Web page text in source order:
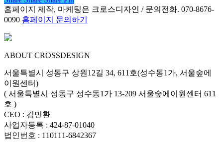
홈페이지 제작, 마케팅은 크로스디자인 / 문의전화. 070-8676-
0090 홈페이지 문의하기
ABOUT CROSSDESIGN
서울특별시 성동구 상원12길 34, 611호(성수동1가, 서울숲에
이원센터)
( 서울특별시 성동구 성수동1가 13-209 서울숲에이원센터 611
호 )
CEO : 김민환
사업자등록 : 424-87-01040
법인번호 : 110111-6842367